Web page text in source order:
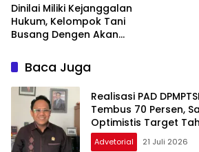
Dinilai Miliki Kejanggalan
Hukum, Kelompok Tani
Busang Dengen Akan
Baca Juga
Realisasi PAD
Tembus 70 Persen,
Optimistis Target
Advetorial 21 Juli 2026